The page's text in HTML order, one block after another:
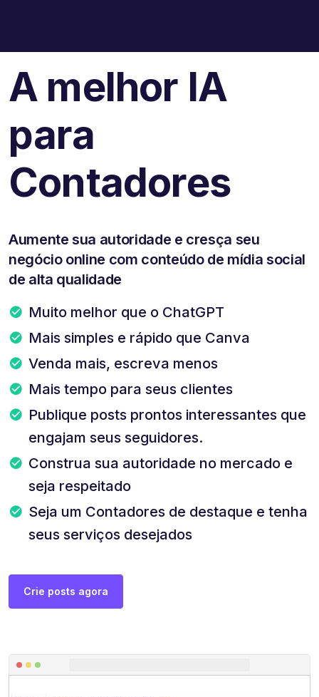
A melhor IA
para
Contadores
Aumente sua autoridade e cresça seu
negócio online com conteúdo de mídia social
de alta qualidade
Muito melhor que o ChatGPT
Mais simples e rápido que Canva
Venda mais, escreva menos
Mais tempo para seus clientes
Publique posts prontos interessantes que
engajam seus seguidores.
Construa sua autoridade no mercado e
seja respeitado
Seja um Contadores de destaque e tenha
seus serviços desejados
Crie posts agora